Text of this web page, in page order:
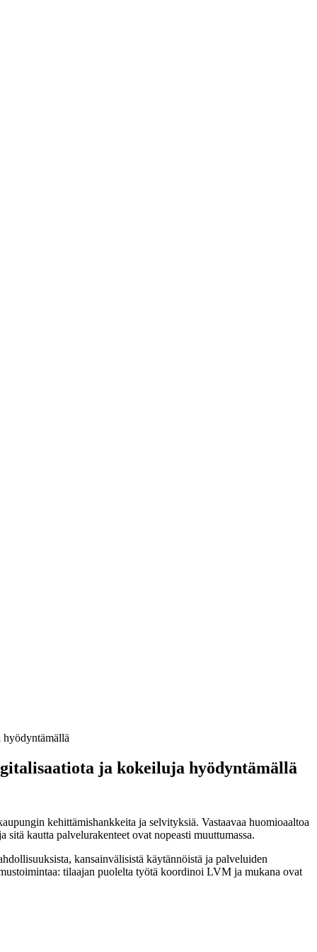
hyödyntämällä
ja kokeiluja hyödyntämällä
kehittämishankkeita ja selvityksiä. Vastaavaa huomioaaltoa
kautta palvelurakenteet ovat nopeasti muuttumassa.
kansainvälisistä käytännöistä ja palveluiden
tilaajan puolelta työtä koordinoi LVM ja mukana ovat